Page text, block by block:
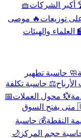
أكبر الشركات🧺
توزيعات🔥 موصى
والهيئات
🧼 حاسبة تطهير
⚖️ حاسبة تكلفة
💱 محول العملات📅
🇺🇸 متى يفتح السوق
النقطة💰 حاسبة
حجم المركز 🌙